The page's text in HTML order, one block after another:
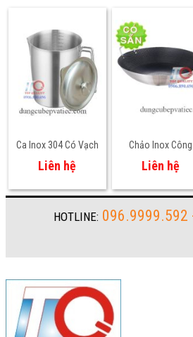
Ca Inox 304 Có Vạch
Chia – Giải Pháp
Đong Lường Chuẩn
Xác Cho Bếp Chuyên
Liên hệ
Chảo Inox Công
Nghiệp 50cm-
70cm Tổ Ong
Dính 2 Quai
Liên hệ
HOTLINE: 096.9999.592